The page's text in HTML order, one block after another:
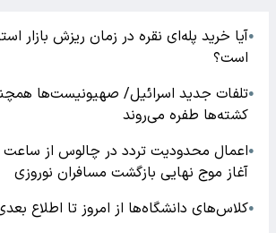
●آیا خرید پله‌ای نقره در زمان ریزش بازار
است؟
●تلفات جدید اسرائیل/ صهیونیست‌ها
کشته‌ها طفره می‌روند
●
آغاز موج نهایی بازگشت مسافران نوروزی
●کلاس‌های دانشگاه‌ها از امروز تا اطلاع